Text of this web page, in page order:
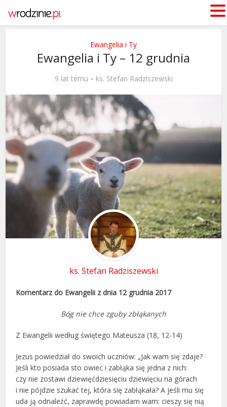
Ewangelia i Ty
Ewangelia i Ty – 12 grudnia
9 lat temu ks. Stefan Radziszewski
ks. Stefan Radziszewski
Komentarz do Ewangelii z dnia 12 grudnia 2017
Bóg nie chce zguby zbłąkanych
Z Ewangelii według świętego Mateusza (18, 12-14)
Jezus powiedział do swoich uczniów: „Jak wam się zdaje?
Jeśli kto posiada sto owiec i zabłąka się jedna z nich:
czy nie zostawi dziewięćdziesięciu dziewięciu na górach
i nie pójdzie szukać tej, która się zabłąkała? A jeśli mu się
uda ją odnaleźć, zaprawdę powiadam wam: cieszy się nią